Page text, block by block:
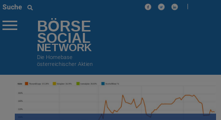
Suche |
BÖRSE
SOCIAL
NETWORK
Die Homebase
österreichischer Aktien